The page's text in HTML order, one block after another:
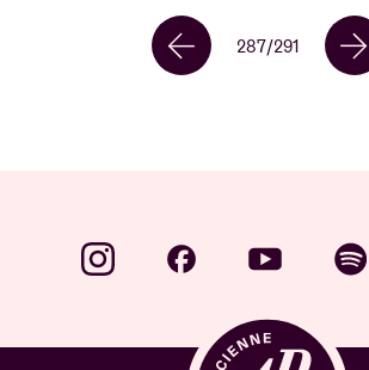
287/291